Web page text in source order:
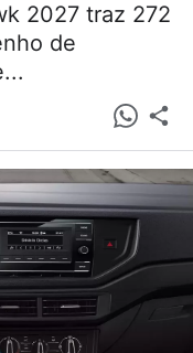
2027 traz 272
de